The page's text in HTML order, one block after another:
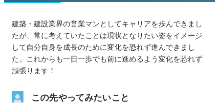
建築・建設業界の営業マンとしてキャリアを歩んできまし
たが、常に考えていたことは現状となりたい姿をイメージ
して自分自身を成長のために変化を恐れず進んできまし
た。これからも一日一歩でも前に進めるよう変化を恐れず
頑張ります！
この先やってみたいこと